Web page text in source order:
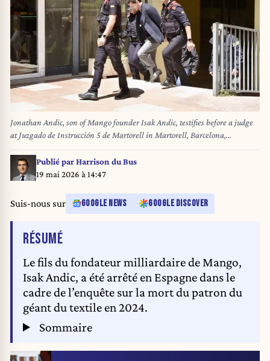
Jonathan Andic, son of Mango founder Isak Andic, testifies before a judge
at Juzgado de Instrucción 5 de Martorell in Martorell, Barcelona,
Catalonia (Spain) on May 19, 2026, after being arrested for his father's
death on December 14, 2024, following a fall in the Salnitre Caves in
Collbató (Barcelona). Photo by David Oller/Europa
Publié parHarrison du Bus
19 mai 2026 à 14:47
Suis-nous sur GOOGLE NEWS GOOGLE DISCOVER
RÉSUMÉDE L'ARTICLE
Le fils du fondateur milliardaire de Mango,
Isak Andic, a été arrêté en Espagne dans le
cadre de l’enquête sur la mort du patron du
géant du textile en 2024.
Sommaire